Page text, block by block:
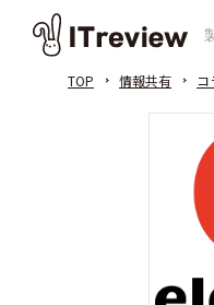
TOP 情報共有 コ